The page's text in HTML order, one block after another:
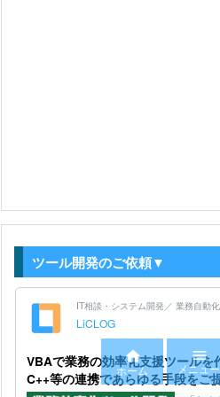
ツール開発のご依頼▼

ホーム

メニュー